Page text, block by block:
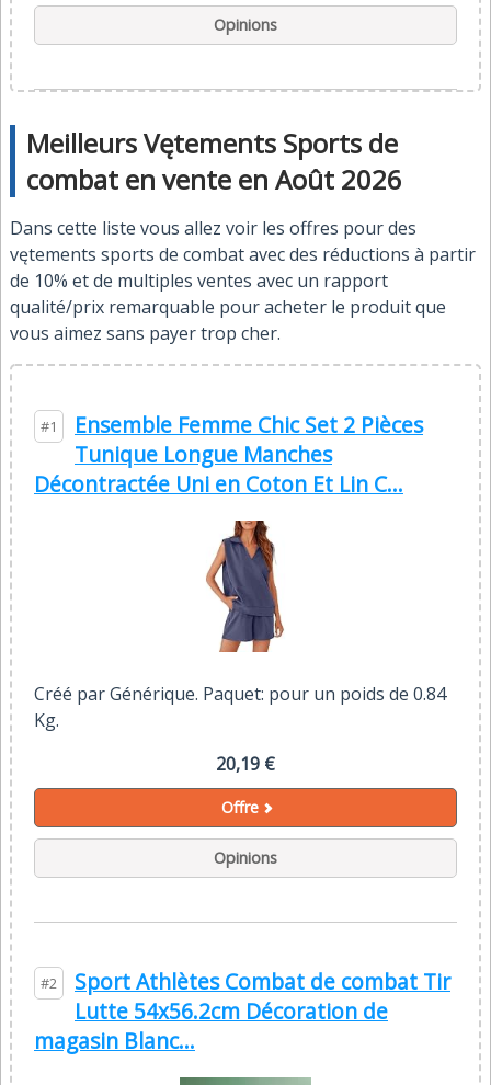
Opinions
Meilleurs Vętements Sports de
combat en vente en Août 2026
Dans cette liste vous allez voir les offres pour des
vętements sports de combat avec des réductions à partir
de 10% et de multiples ventes avec un rapport
qualité/prix remarquable pour acheter le produit que
vous aimez sans payer trop cher.
#1
Ensemble Femme Chic Set 2 Pièces
Tunique Longue Manches
Décontractée Uni en Coton Et Lin C...
Créé par Générique. Paquet: pour un poids de 0.84
Kg.
20,19 €
Offre
Opinions
#2
Sport Athlètes Combat de combat Tir
Lutte 54x56.2cm Décoration de
magasin Blanc...